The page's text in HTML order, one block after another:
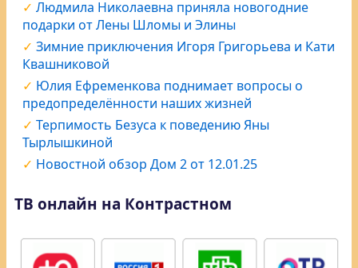
Людмила Николаевна приняла новогодние
подарки от Лены Шломы и Элины
Зимние приключения Игоря Григорьева и Кати
Квашниковой
Юлия Ефременкова поднимает вопросы о
предопределённости наших жизней
Терпимость Безуса к поведению Яны
Тырлышкиной
Новостной обзор Дом 2 от 12.01.25
ТВ онлайн на Контрастном